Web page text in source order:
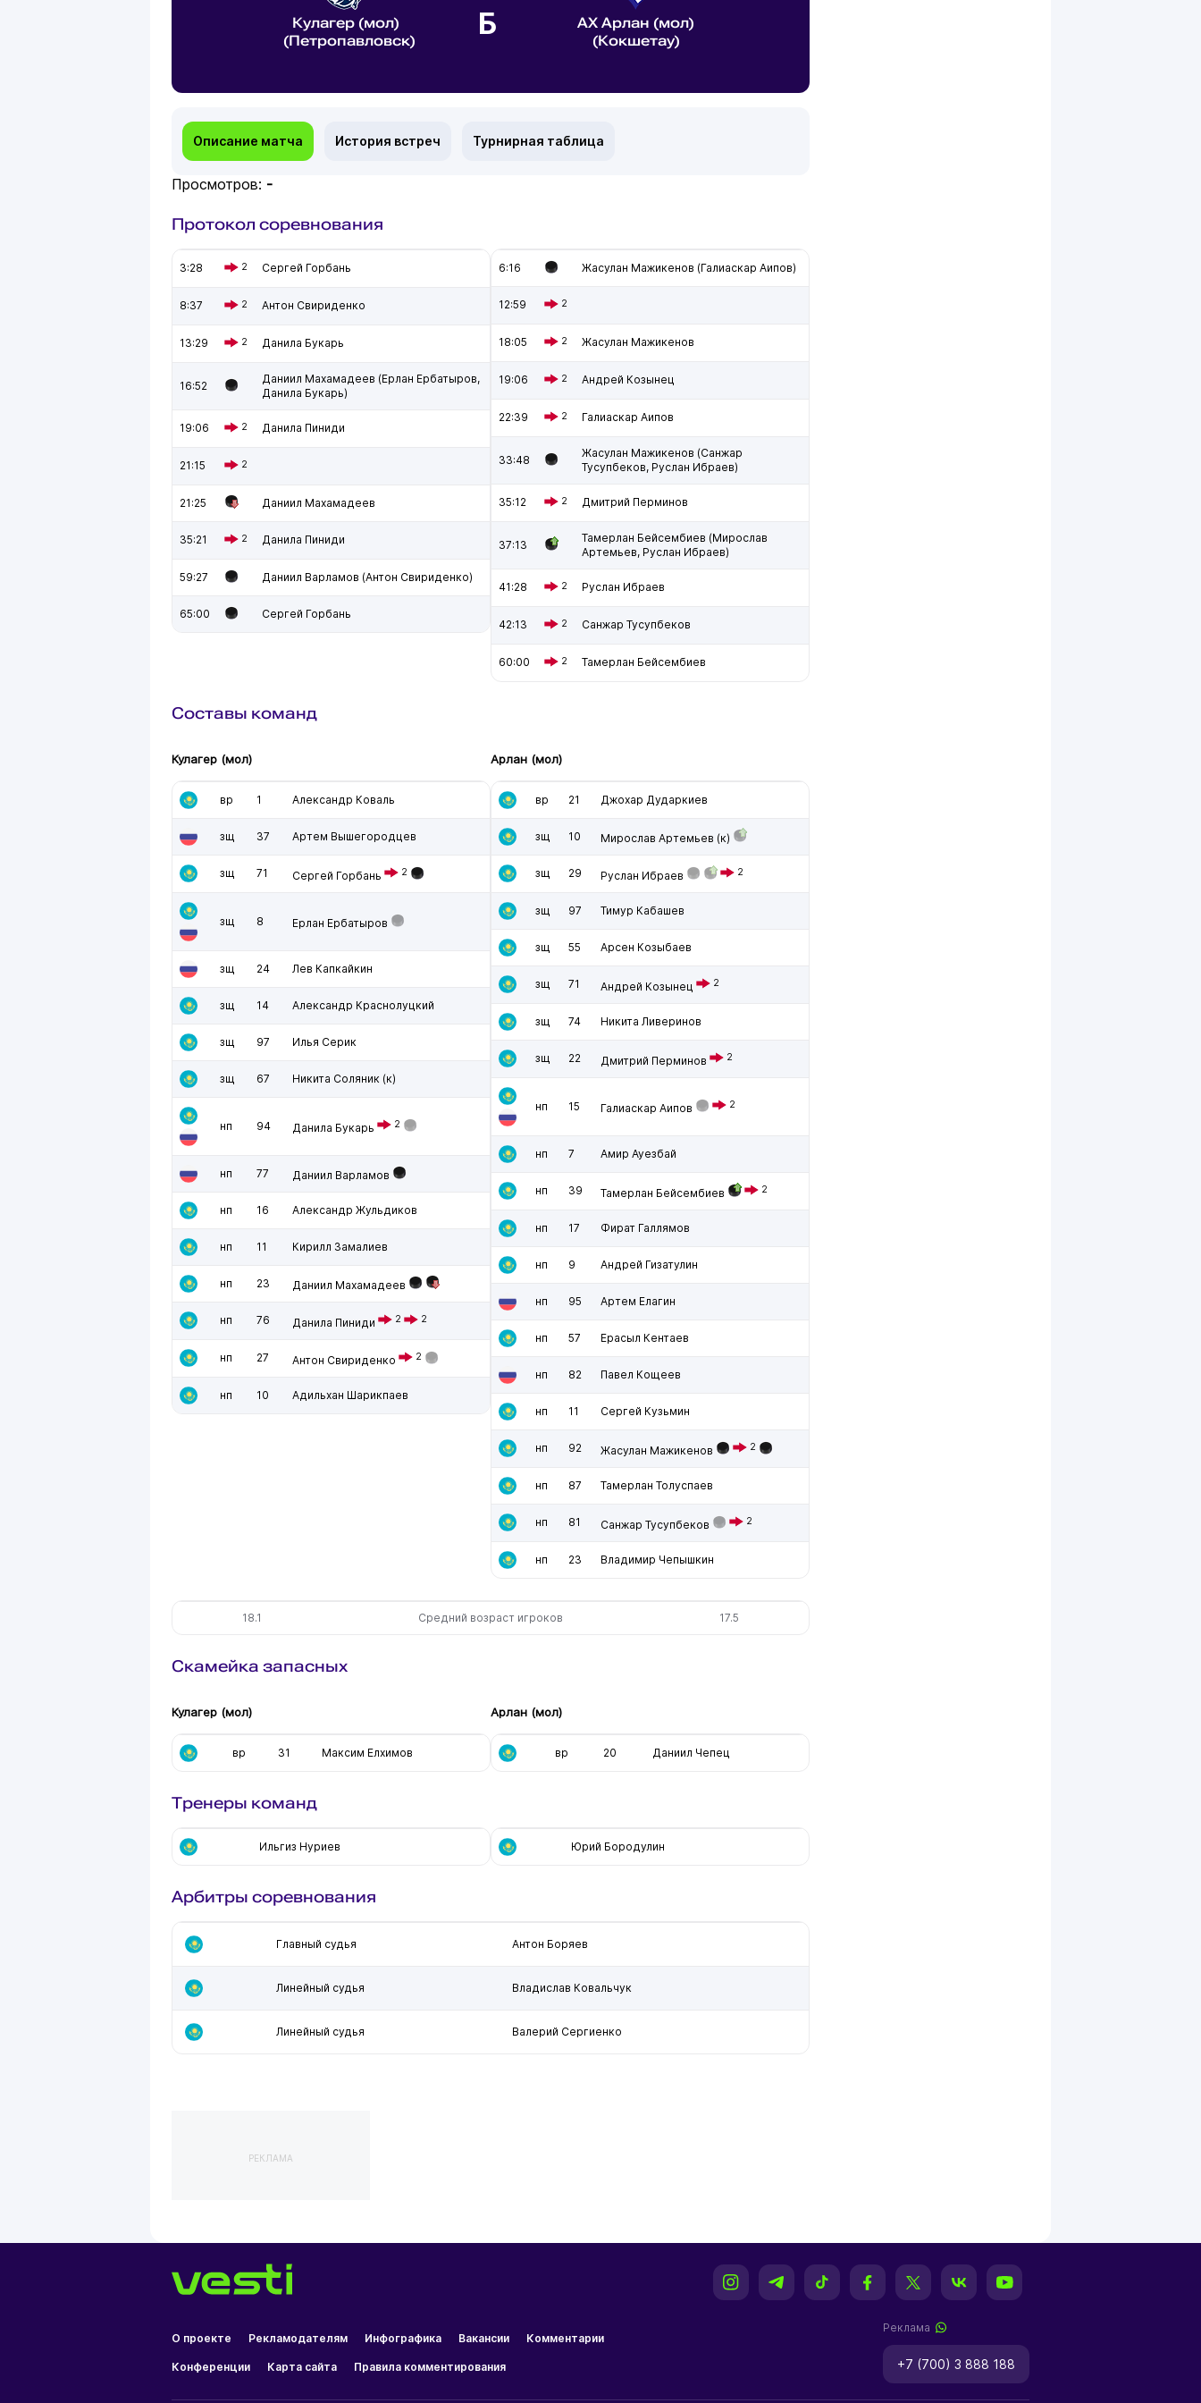
Кулагер (мол)
(Петропавловск)
Б
АХ Арлан (мол)
(Кокшетау)
Описание матча История встреч Турнирная таблица
Просмотров: -
Протокол соревнования
3:28 2 Сергей Горбань
8:37 2 Антон Свириденко
13:29 2 Данила Букарь
16:52
Даниил Махамадеев (Ерлан Ербатыров,
Данила Букарь)
19:06 2 Данила Пиниди
21:15 2
21:25 Даниил Махамадеев
35:21 2 Данила Пиниди
59:27 Даниил Варламов (Антон Свириденко)
65:00 Сергей Горбань
6:16 Жасулан Мажикенов (Галиаскар Аипов)
12:59 2
18:05 2 Жасулан Мажикенов
19:06 2 Андрей Козынец
22:39 2 Галиаскар Аипов
33:48
Жасулан Мажикенов (Санжар
Тусупбеков, Руслан Ибраев)
35:12 2 Дмитрий Перминов
37:13
Тамерлан Бейсембиев (Мирослав
Артемьев, Руслан Ибраев)
41:28 2 Руслан Ибраев
42:13 2 Санжар Тусупбеков
60:00 2 Тамерлан Бейсембиев
Составы команд
Кулагер (мол)
вр 1 Александр Коваль
зщ 37 Артем Вышегородцев
зщ 71 Сергей Горбань 2
зщ 8 Ерлан Ербатыров
зщ 24 Лев Капкайкин
зщ 14 Александр Краснолуцкий
зщ 97 Илья Серик
зщ 67 Никита Соляник (к)
нп 94 Данила Букарь 2
нп 77 Даниил Варламов
нп 16 Александр Жульдиков
нп 11 Кирилл Замалиев
нп 23 Даниил Махамадеев
нп 76 Данила Пиниди 2 2
нп 27 Антон Свириденко 2
нп 10 Адильхан Шарикпаев
Арлан (мол)
вр 21 Джохар Дударкиев
зщ 10 Мирослав Артемьев (к)
зщ 29 Руслан Ибраев 2
зщ 97 Тимур Кабашев
зщ 55 Арсен Козыбаев
зщ 71 Андрей Козынец 2
зщ 74 Никита Ливеринов
зщ 22 Дмитрий Перминов 2
нп 15 Галиаскар Аипов 2
нп 7 Амир Ауезбай
нп 39 Тамерлан Бейсембиев 2
нп 17 Фират Галлямов
нп 9 Андрей Гизатулин
нп 95 Артем Елагин
нп 57 Ерасыл Кентаев
нп 82 Павел Кощеев
нп 11 Сергей Кузьмин
нп 92 Жасулан Мажикенов 2
нп 87 Тамерлан Толуспаев
нп 81 Санжар Тусупбеков 2
нп 23 Владимир Чепышкин
18.1 Средний возраст игроков 17.5
Скамейка запасных
Кулагер (мол)
вр 31 Максим Елхимов
Арлан (мол)
вр 20 Даниил Чепец
Тренеры команд
Ильгиз Нуриев Юрий Бородулин
Арбитры соревнования
Главный судья Антон Боряев
Линейный судья Владислав Ковальчук
Линейный судья Валерий Сергиенко
РЕКЛАМА
О проекте Рекламодателям Инфографика Вакансии Комментарии
Конференции Карта сайта Правила комментирования
Реклама
+7 (700) 3 888 188